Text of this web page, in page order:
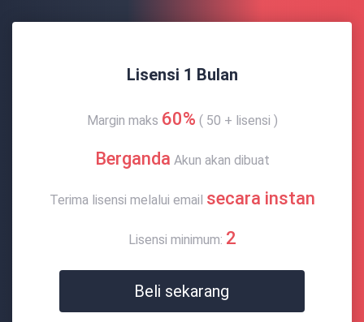
Lisensi 1 Bulan
Margin maks 60% ( 50 + lisensi )
Berganda Akun akan dibuat
Terima lisensi melalui email secara instan
Lisensi minimum: 2
Beli sekarang